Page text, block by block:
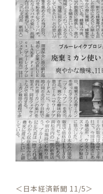
＜日本経済新聞 11/5＞